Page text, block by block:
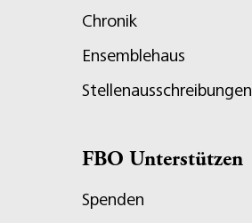
Chronik
Ensemblehaus
Stellenausschreibungen
FBO Unterstützen
Spenden